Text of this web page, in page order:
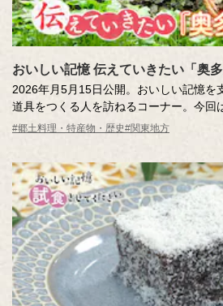
おいしい記憶 伝えていきたい「奥多
2026年月5月15日公開。おいしい記憶を
道具をつくる人を訪ねるコーナー。今回
品「わさび」。「TOKYO WASABI」を
#郷土料理・特産物・歴史#関東地方